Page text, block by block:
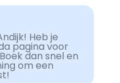
Heb je
pagina voor
dan snel en
om een